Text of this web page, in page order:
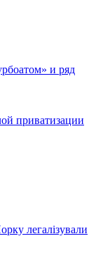
и ряд
приватизации
легалізували